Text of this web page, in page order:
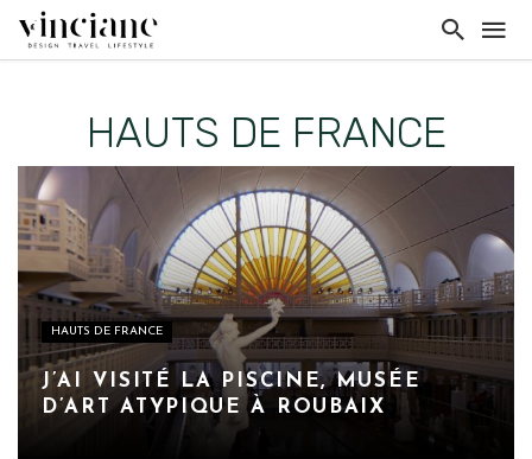
HAUTS DE FRANCE
HAUTS DE FRANCE
J’AI VISITÉ LA PISCINE, MUSÉE
D’ART ATYPIQUE À ROUBAIX